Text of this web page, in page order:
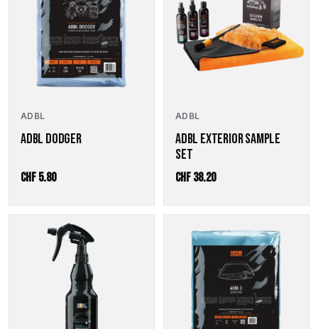
ADBL
ADBL DODGER
CHF5.80
ADBL
ADBL EXTERIOR SAMPLE
SET
CHF38.20